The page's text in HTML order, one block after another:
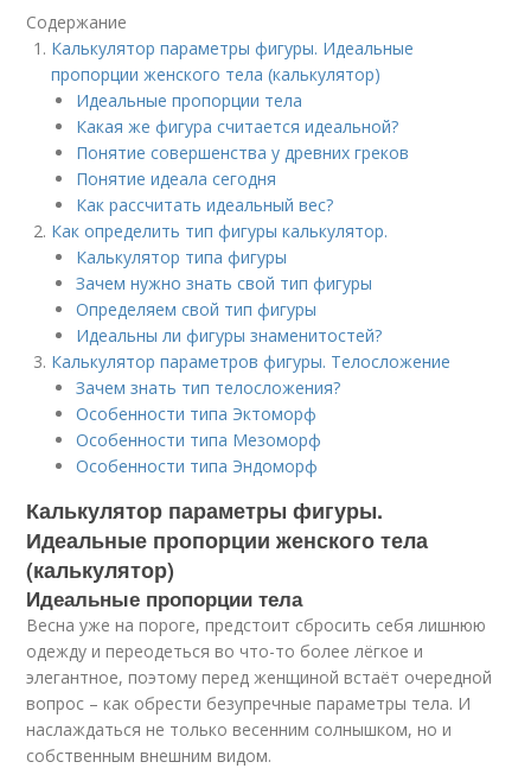
Содержание
Калькулятор параметры фигуры. Идеальные
пропорции женского тела (калькулятор)
Идеальные пропорции тела
Какая же фигура считается идеальной?
Понятие совершенства у древних греков
Понятие идеала сегодня
Как рассчитать идеальный вес?
Как определить тип фигуры калькулятор.
Калькулятор типа фигуры
Зачем нужно знать свой тип фигуры
Определяем свой тип фигуры
Идеальны ли фигуры знаменитостей?
Калькулятор параметров фигуры. Телосложение
Зачем знать тип телосложения?
Особенности типа Эктоморф
Особенности типа Мезоморф
Особенности типа Эндоморф
Калькулятор параметры фигуры.
Идеальные пропорции женского тела
(калькулятор)
Идеальные пропорции тела
Весна уже на пороге, предстоит сбросить себя лишнюю
одежду и переодеться во что-то более лёгкое и
элегантное, поэтому перед женщиной встаёт очередной
вопрос – как обрести безупречные параметры тела. И
наслаждаться не только весенним солнышком, но и
собственным внешним видом.